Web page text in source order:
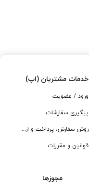
خدمات مشتریان (اپ)
ورود / عضویت
پیگیری سفارشات
روش سفارش، پرداخت و ارسال
قوانین و مقررات
مجوزها